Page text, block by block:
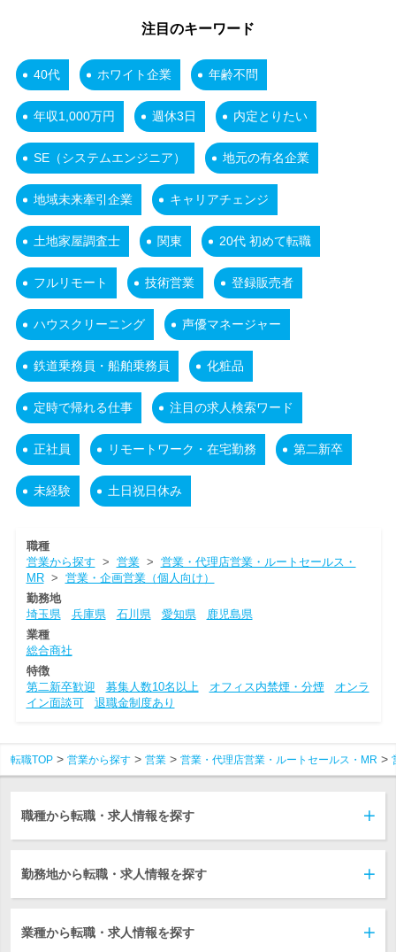
注目のキーワード
40代 ホワイト企業 年齢不問
年収1,000万円 週休3日 内定とりたい
SE（システムエンジニア） 地元の有名企業
地域未来牽引企業 キャリアチェンジ
土地家屋調査士 関東 20代 初めて転職
フルリモート 技術営業 登録販売者
ハウスクリーニング 声優マネージャー
鉄道乗務員・船舶乗務員 化粧品
定時で帰れる仕事 注目の求人検索ワード
正社員 リモートワーク・在宅勤務 第二新卒
未経験 土日祝日休み
職種
営業から探す > 営業> 営業・代理店営業・ルートセールス・
MR> 営業・企画営業（個人向け）
勤務地
埼玉県
兵庫県 石川県 愛知県
鹿児島県
業種
総合商社
特徴
第二新卒歓迎
募集人数10名以上 オフィス内禁煙・分煙
オンラ
イン面談可
退職金制度あり
転職TOP 営業から探す 営業 営業・代理店営業・ルートセールス・MR
職種から転職・求人情報を探す
勤務地から転職・求人情報を探す
業種から転職・求人情報を探す